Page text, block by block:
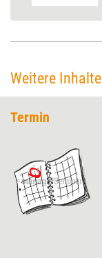
Weitere
Termin